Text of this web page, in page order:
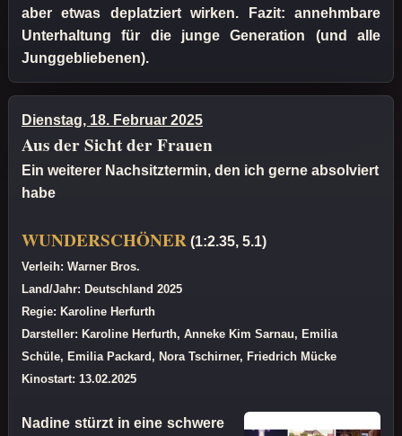
aber etwas deplatziert wirken. Fazit: annehmbare
Unterhaltung für die junge Generation (und alle
Junggebliebenen).
Dienstag, 18. Februar 2025
Aus der Sicht der Frauen
Ein weiterer Nachsitztermin, den ich gerne absolviert
habe
WUNDERSCHÖNER (1:2.35, 5.1)
Verleih: Warner Bros.
Land/Jahr: Deutschland 2025
Regie: Karoline Herfurth
Darsteller: Karoline Herfurth, Anneke Kim Sarnau, Emilia
Schüle, Emilia Packard, Nora Tschirner, Friedrich Mücke
Kinostart: 13.02.2025
Nadine stürzt in eine schwere